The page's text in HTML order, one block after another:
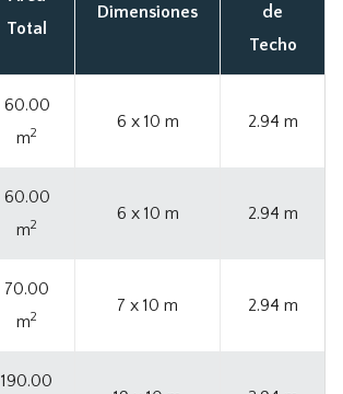
Total
Dimensiones
de
Techo
60.00
m2
6 x 10 m 2.94 m
60.00
m2
6 x 10 m 2.94 m
70.00
m2
7 x 10 m 2.94 m
190.00